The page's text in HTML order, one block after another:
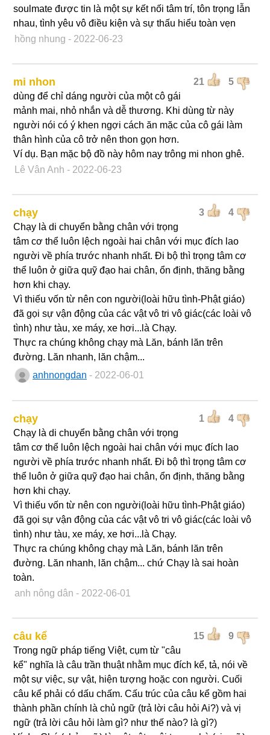
soulmate được tin là một sự kết nối tâm trí, tôn trọng lẫn
nhau, tình yêu vô điều kiện và sự thấu hiểu toàn vẹn
hồng nhung - 2022-06-23
21 5
mi nhon
dùng để chỉ dáng người của một cô gái
mảnh mai, nhỏ nhắn và dễ thương. Khi dùng từ này
người nói có ý khen ngợi cách ăn mặc của cô gái làm
thân hình của cô trở nên thon gọn hơn.
Ví dụ. Bạn mặc bộ đồ này hôm nay trông mi nhon ghê.
Lê Vân Anh - 2022-06-23
3 4
chạy
Chạy là di chuyển bằng chân với trọng
tâm cơ thể luôn lệch ngoài hai chân với mục đích lao
người về phía trước nhanh nhất. Đi bộ thì trọng tâm cơ
thể luôn ở giữa quỹ đạo hai chân, ổn định, thăng bằng
hơn khi chạy.
Vì thiếu vốn từ nên con người(loài hữu tình-Phật giáo)
đã gọi sự vận động của các vật vô tri vô giác(các loài vô
tình) như tàu, xe máy, xe hơi...là Chạy.
Thực ra chúng không chạy mà Lăn, bánh lăn trên
đường. Lăn nhanh, lăn chậm...
anhnongdan - 2022-06-01
1 4
chạy
Chạy là di chuyển bằng chân với trọng
tâm cơ thể luôn lệch ngoài hai chân với mục đích lao
người về phía trước nhanh nhất. Đi bộ thì trọng tâm cơ
thể luôn ở giữa quỹ đạo hai chân, ổn định, thăng bằng
hơn khi chạy.
Vì thiếu vốn từ nên con người(loài hữu tình-Phật giáo)
đã gọi sự vận động của các vật vô tri vô giác(các loài vô
tình) như tàu, xe máy, xe hơi...là Chạy.
Thực ra chúng không chạy mà Lăn, bánh lăn trên
đường. Lăn nhanh, lăn chậm... chứ Chạy là sai hoàn
toàn.
anh nông dân - 2022-06-01
15 9
câu kể
Trong ngữ pháp tiếng Việt, cụm từ "câu
kể" nghĩa là câu trần thuật nhằm mục đích kể, tả, nói về
một sự việc, sự vật, hiện tượng hoặc con người. Cuối
câu kể phải có dấu chấm. Cấu trúc của câu kể gồm hai
thành phần chính là chủ ngữ (trả lời câu hỏi Ai?) và vị
ngữ (trả lời câu hỏi làm gì? như thế nào? là gì?)